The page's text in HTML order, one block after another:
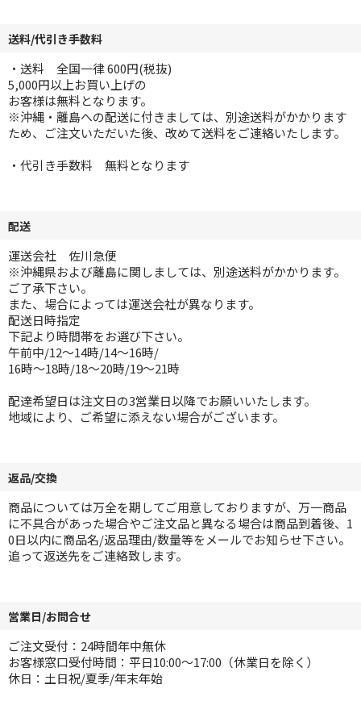
送料/代引き手数料
・送料 全国一律 600円(税抜)
5,000円以上お買い上げの
お客様は無料となります。
※沖縄・離島への配送に付きましては、別途送料がかかります
ため、ご注文いただいた後、改めて送料をご連絡いたします。
・代引き手数料 無料となります
配送
運送会社 佐川急便
※沖縄県および離島に関しましては、別途送料がかかります。
ご了承下さい。
また、場合によっては運送会社が異なります。
配送日時指定
下記より時間帯をお選び下さい。
午前中/12～14時/14～16時/
16時～18時/18～20時/19～21時
配達希望日は注文日の3営業日以降でお願いいたします。
地域により、ご希望に添えない場合がございます。
返品/交換
商品については万全を期してご用意しておりますが、万一商品
に不具合があった場合やご注文品と異なる場合は商品到着後、1
0日以内に商品名/返品理由/数量等をメールでお知らせ下さい。
追って返送先をご連絡致します。
営業日/お問合せ
ご注文受付：24時間年中無休
お客様窓口受付時間：平日10:00～17:00（休業日を除く）
休日：土日祝/夏季/年末年始